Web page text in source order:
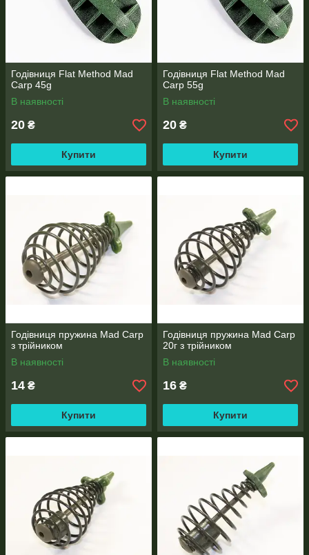
Годівниця Flat Method Mad
Carp 45g
В наявності
20 ₴
Купити
Годівниця Flat Method Mad
Carp 55g
В наявності
20 ₴
Купити
Годівниця пружина Mad Carp
з трійником
В наявності
14 ₴
Купити
Годівниця пружина Mad Carp
20г з трійником
В наявності
16 ₴
Купити